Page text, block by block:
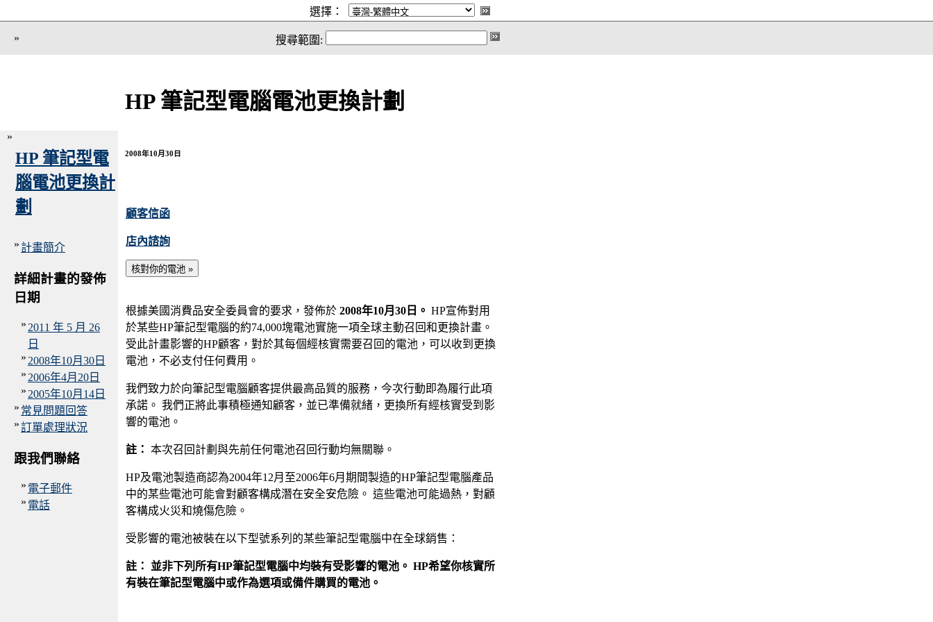
選擇：
» 搜尋範圍:
HP 筆記型電腦電池更換計劃
»
HP 筆記型電
腦電池更換計
劃
» 計畫簡介
詳細計畫的發佈
日期
» 2011 年 5 月 26
日
» 2008年10月30日
» 2006年4月20日
» 2005年10月14日
» 常見問題回答
»訂單處理狀況
跟我們聯絡
» 電子郵件
» 電話
2008年10月30日
顧客信函
店內諮詢
根據美國消費品安全委員會的要求，發佈於 2008年10月30日。 HP宣佈對用
於某些HP筆記型電腦的約74,000塊電池實施一項全球主動召回和更換計畫。
受此計畫影響的HP顧客，對於其每個經核實需要召回的電池，可以收到更換
電池，不必支付任何費用。
我們致力於向筆記型電腦顧客提供最高品質的服務，今次行動即為履行此項
承諾。 我們正將此事積極通知顧客，並已準備就緒，更換所有經核實受到影
響的電池。
註： 本次召回計劃與先前任何電池召回行動均無關聯。
HP及電池製造商認為2004年12月至2006年6月期間製造的HP筆記型電腦產品
中的某些電池可能會對顧客構成潛在安全安危險。 這些電池可能過熱，對顧
客構成火災和燒傷危險。
受影響的電池被裝在以下型號系列的某些筆記型電腦中在全球銷售：
註： 並非下列所有HP筆記型電腦中均裝有受影響的電池。 HP希望你核實所
有裝在筆記型電腦中或作為選項或備件購買的電池。